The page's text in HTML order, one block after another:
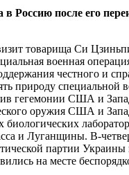
Россию после его
товарища Си
военная
честного и
специальной
гегемонии США и
оружия США и
и Луганщины. В-
партии
на месте